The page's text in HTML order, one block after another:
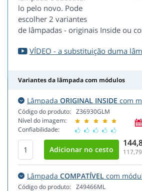
lo pelo novo. Pode
escolher 2 variantes
de lâmpadas - originais Inside ou
VÍDEO - a substituição duma
Variantes da lâmpada com módulos
Lâmpada ORIGINAL INSIDE com
Código do produto:
Nível do imagem:
Confiabilidade:
Z36930GLM
117,79
Lâmpada COMPATÍVEL com
Código do produto: Z49466ML